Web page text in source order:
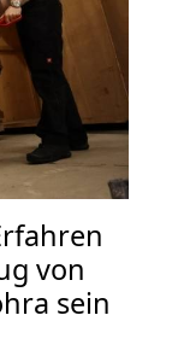
von
sein